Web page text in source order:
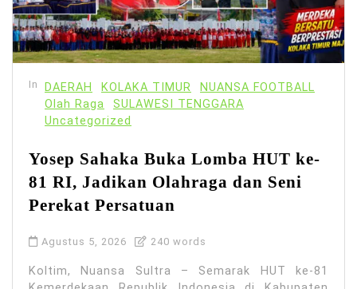
In DAERAH KOLAKA TIMUR
NUANSA FOOTBALL
Olah Raga
SULAWESI TENGGARA
Uncategorized
Yosep Sahaka Buka Lomba HUT ke-
81 RI, Jadikan Olahraga dan Seni
Perekat Persatuan
Agustus 5, 2026 240 words
Koltim, Nuansa Sultra – Semarak HUT ke-81